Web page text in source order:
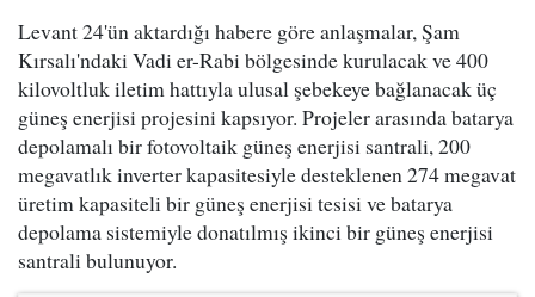
Levant 24'ün aktardığı habere göre anlaşmalar, Şam
Kırsalı'ndaki Vadi er-Rabi bölgesinde kurulacak ve 400
kilovoltluk iletim hattıyla ulusal şebekeye bağlanacak üç
güneş enerjisi projesini kapsıyor. Projeler arasında batarya
depolamalı bir fotovoltaik güneş enerjisi santrali, 200
megavatlık inverter kapasitesiyle desteklenen 274 megavat
üretim kapasiteli bir güneş enerjisi tesisi ve batarya
depolama sistemiyle donatılmış ikinci bir güneş enerjisi
santrali bulunuyor.